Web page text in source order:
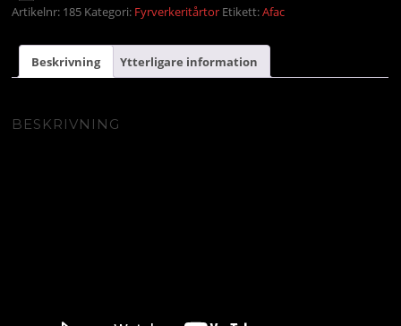
Artikelnr: 185 Kategori: Fyrverkeritårtor Etikett:Afac
Beskrivning Ytterligare information
BESKRIVNING